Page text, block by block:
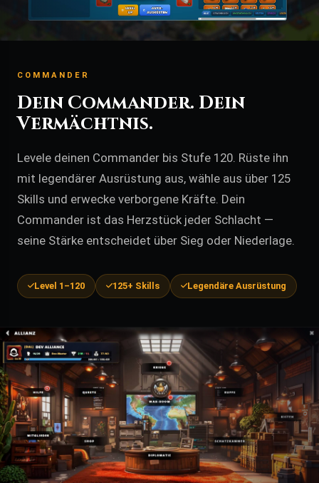
COMMANDER
Dein Commander. Dein
Vermächtnis.
Levele deinen Commander bis Stufe 120. Rüste ihn
mit legendärer Ausrüstung aus, wähle aus über 125
Skills und erwecke verborgene Kräfte. Dein
Commander ist das Herzstück jeder Schlacht —
seine Stärke entscheidet über Sieg oder Niederlage.
Level 1–120 125+ Skills Legendäre Ausrüstung